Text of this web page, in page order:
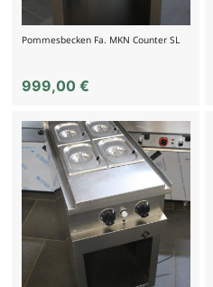
Pommesbecken Fa. MKN Counter SL
999,00 €